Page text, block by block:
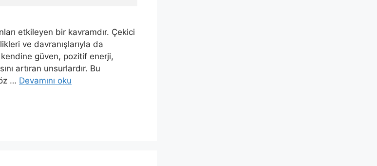
etkileyen bir kavramdır. Çekici
ve davranışlarıyla da
güven, pozitif enerji,
artıran unsurlardır. Bu
… Devamını oku